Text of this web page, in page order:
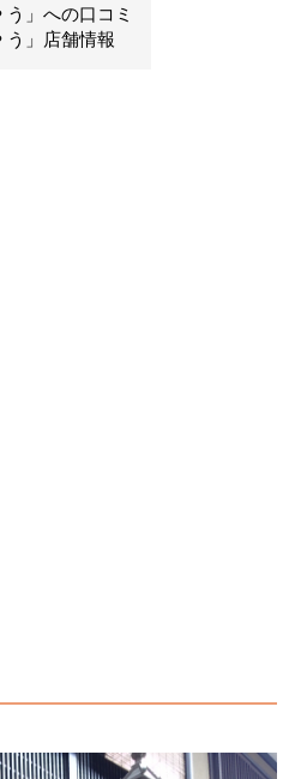
う」への口コミ
う」店舗情報